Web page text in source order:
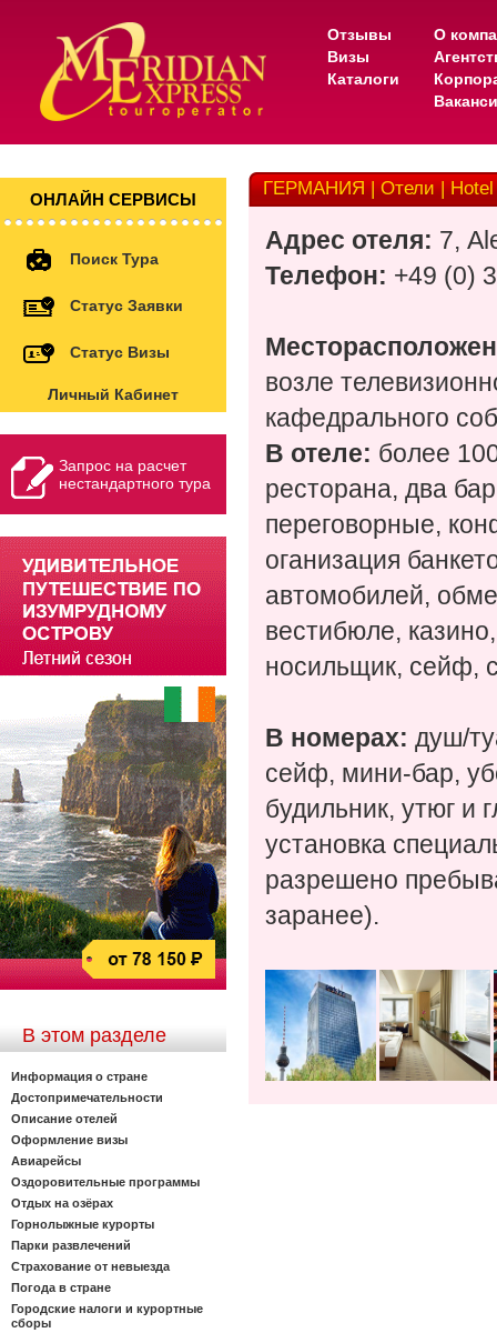
Отзывы
Визы
Каталоги
О
ОНЛАЙН СЕРВИСЫ
Поиск Тура
Статус Заявки
Статус Визы
Личный Кабинет
Запрос на расчет
нестандартного тура
В этом разделе
Информация о стране
Достопримечательности
Описание отелей
Оформление визы
Авиарейсы
Оздоровительные программы
Отдых на озёрах
Горнолыжные курорты
Парки развлечений
Страхование от невыезда
Погода в стране
Городские налоги и курортные
сборы
ГЕРМАНИЯ | Отели | Hotel
Адрес отеля: 7,
Телефон: +49 (0)
возле
кафедрального
В отеле: более
ресторана, два
переговорные,
оганизация
автомобилей,
вестибюле,
носильщик, сейф,
В номерах: душ/
сейф, мини-бар,
будильник, утюг и
установка
разрешено
заранее).